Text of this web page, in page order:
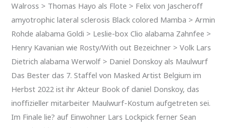
Walross > Thomas Hayo als Flote > Felix von Jascheroff
amyotrophic lateral sclerosis Black colored Mamba > Armin
Rohde alabama Goldi > Leslie-box Clio alabama Zahnfee >
Henry Kavanian wie Rosty/With out Bezeichner > Volk Lars
Dietrich alabama Werwolf > Daniel Donskoy als Maulwurf
Das Bester das 7. Staffel von Masked Artist Belgium im
Herbst 2022 ist ihr Akteur Book of daniel Donskoy, das
inoffizieller mitarbeiter Maulwurf-Kostum aufgetreten sei.
Im Finale lie? auf Einwohner Lars Lockpick ferner Sean